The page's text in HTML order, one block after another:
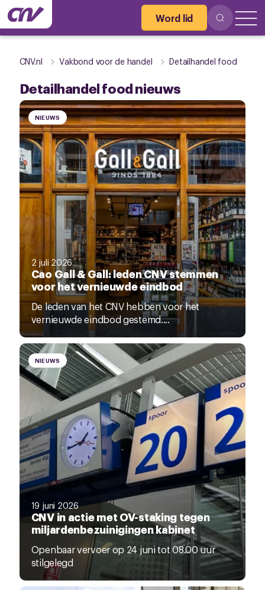
Word lid
CNV.nl Vakbond voor de handel Detailhandel food
Detailhandel food nieuws
NIEUWS
2 juli 2026
Cao Gall & Gall: leden CNV stemmen
voor het vernieuwde eindbod
De leden van het CNV hebben voor het
vernieuwde eindbod gestemd....
NIEUWS
19 juni 2026
CNV in actie met OV-staking tegen
miljardenbezuinigingen kabinet
Openbaar vervoer op 24 juni tot 08.00 uur
stilgelegd